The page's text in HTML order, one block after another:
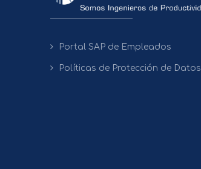
Portal SAP de Empleados
Políticas de Protección de Datos